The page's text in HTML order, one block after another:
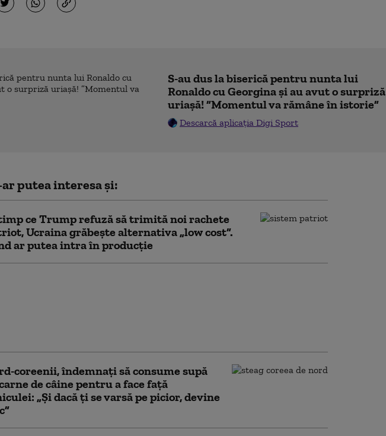
S-au dus la biserică pentru nunta lui
Ronaldo cu Georgina și au avut o surpriză
uriașă! ”Momentul va rămâne în istorie”
Descarcă aplicația Digi Sport
ar putea interesa și:
ce Trump refuză să trimită noi rachete
Ucraina grăbește alternativa „low cost”.
ar putea intra în producție
coreenii, îndemnaţi să consume supă
de câine pentru a face față
„Și dacă ţi se varsă pe picior, devine